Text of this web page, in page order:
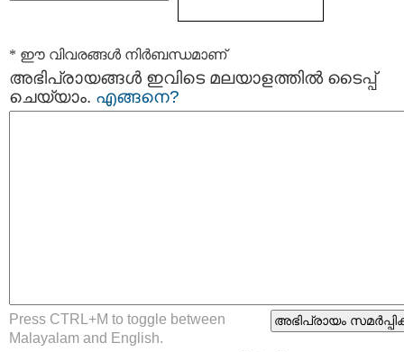
* ഈ വിവരങ്ങള്‍ നിര്‍ബന്ധമാണ്
അഭിപ്രായങ്ങള്‍ ഇവിടെ മലയാളത്തില്‍ ടൈപ്പ്
ചെയ്യാം. എങ്ങനെ?
Press CTRL+M to toggle between
Malayalam and English.